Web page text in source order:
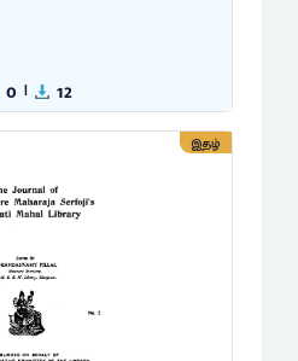
0 | 12
இதழ்